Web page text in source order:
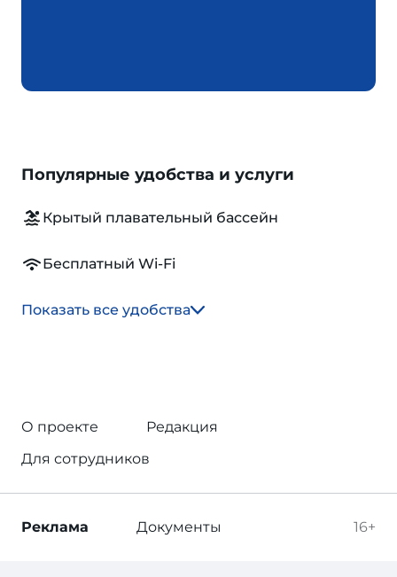
Популярные удобства и услуги
Крытый плавательный бассейн
Бесплатный Wi-Fi
Показать все удобства
О проекте
Редакция
Для сотрудников
16+
Реклама Документы